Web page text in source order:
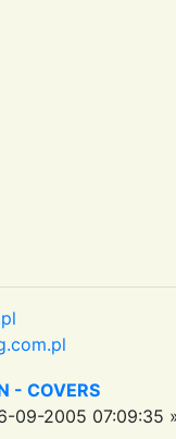
- COVERS
09-2005 07:09:35